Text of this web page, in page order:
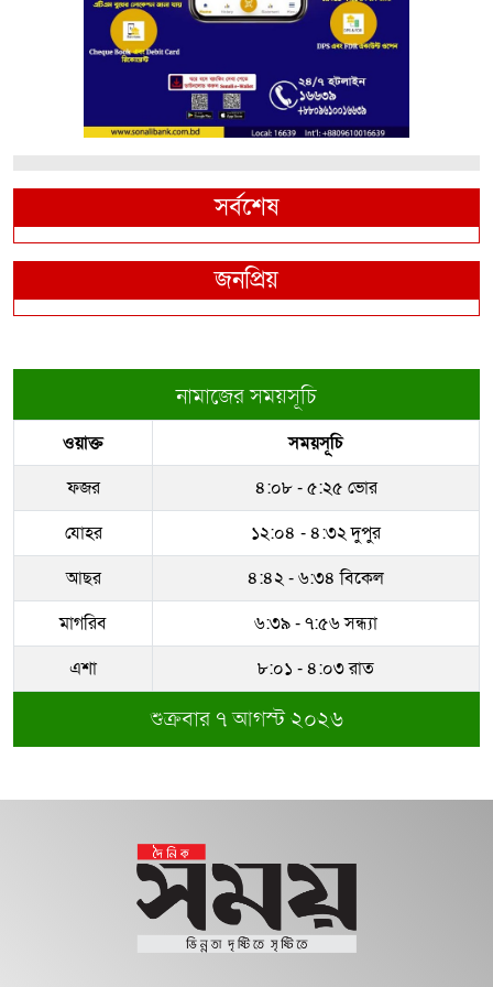
সর্বশেষ
জনপ্রিয়
নামাজের সময়সূচি
ওয়াক্ত
সময়সূচি
ফজর
৪:০৮ - ৫:২৫ ভোর
যোহর
১২:০৪ - ৪:৩২ দুপুর
আছর
৪:৪২ - ৬:৩৪ বিকেল
মাগরিব
৬:৩৯ - ৭:৫৬ সন্ধ্যা
এশা
৮:০১ - ৪:০৩ রাত
শুক্রবার ৭ আগস্ট ২০২৬